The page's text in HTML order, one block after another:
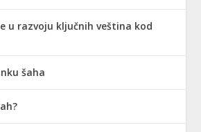
u razvoju ključnih veština kod
šaha